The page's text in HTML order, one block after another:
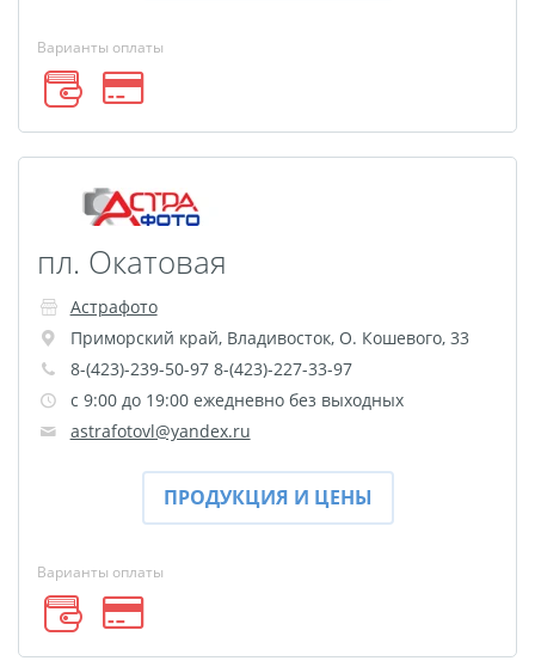
ламинирование
Изготовление баннеров
Накатка Фото на ХДФ
Фото в алюминиевом
багете
Холст на пенокартоне
Фоторама с магнитами
Холст на ДВП
Латексная печать
Фотопечать на
пластике
Картины на досках
Фотопечать на дереве
Печать выкроек
Холст на конкурс
Варианты оплаты
пл. Окатовая
Астрафото
Приморский край, Владивосток, О. Кошевого, 33
8-(423)-239-50-97 8-(423)-227-33-97
с 9:00 до 19:00 ежедневно без выходных
astrafotovl@yandex.ru
ПРОДУКЦИЯ И ЦЕНЫ
Варианты оплаты